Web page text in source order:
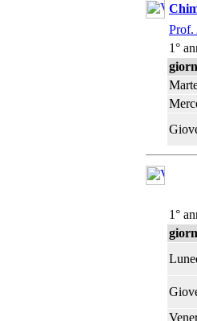
Prof.
1°
1°